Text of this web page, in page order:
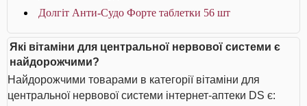
Долгіт Анти-Судо Форте таблетки 56 шт
Які вітаміни для центральної нервової системи є
найдорожчими?
Найдорожчими товарами в категорії вітаміни для
центральної нервової системи інтернет-аптеки DS є: